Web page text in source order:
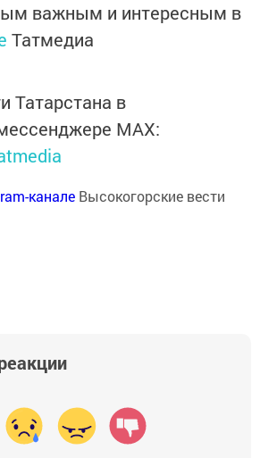
важным и интересным в
Татмедиа
Татарстана в
MАХ:
канале Высокогорские вести